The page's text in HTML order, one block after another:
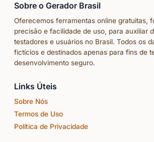
Sobre o Gerador Brasil
Oferecemos ferramentas online gratuitas,
precisão e facilidade de uso, para auxiliar
testadores e usuários no Brasil. Todos os
fictícios e destinados apenas para fins de
desenvolvimento seguro.
Links Úteis
Sobre Nós
Termos de Uso
Política de Privacidade